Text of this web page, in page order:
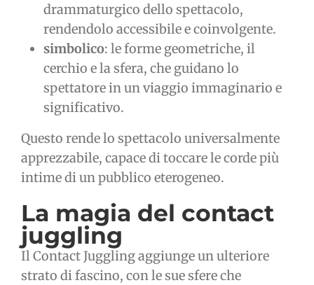
drammaturgico dello spettacolo,
rendendolo accessibile e coinvolgente.
simbolico: le forme geometriche, il
cerchio e la sfera, che guidano lo
spettatore in un viaggio immaginario e
significativo.
Questo rende lo spettacolo universalmente
apprezzabile, capace di toccare le corde più
intime di un pubblico eterogeneo.
La magia del contact
juggling
Il Contact Juggling aggiunge un ulteriore
strato di fascino, con le sue sfere che